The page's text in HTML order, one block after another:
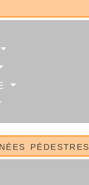
pédestres